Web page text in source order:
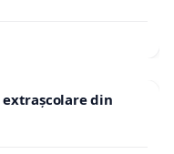
din